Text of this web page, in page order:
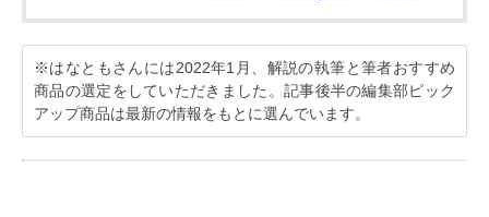
※はなともさんには2022年1月、解説の執筆と筆者おすすめ
商品の選定をしていただきました。記事後半の編集部ピック
アップ商品は最新の情報をもとに選んでいます。